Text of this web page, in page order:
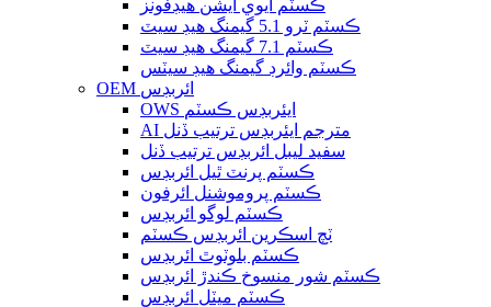
ڪسٽم ايوي ايشن هيڊفونز
ڪسٽم ٽرو 5.1 گيمنگ هيڊ سيٽ
ڪسٽم 7.1 گيمنگ هيڊ سيٽ
ڪسٽم وائرڊ گيمنگ هيڊ سيٽس
OEM ائربڊس
OWS ايئربڊس ڪسٽم
AI مترجم ايئربڊس ترتيب ڏنل
سفيد ليبل ائربڊس ترتيب ڏنل
ڪسٽم پرنٽ ٿيل ائربڊس
ڪسٽم پروموشنل ائرفون
ڪسٽم لوگو ائربڊس
ٽچ اسڪرين ائربڊس ڪسٽم
ڪسٽم بلوٽوٿ ائربڊس
ڪسٽم شور منسوخ ڪندڙ ائربڊس
ڪسٽم ميٽل ائربڊس